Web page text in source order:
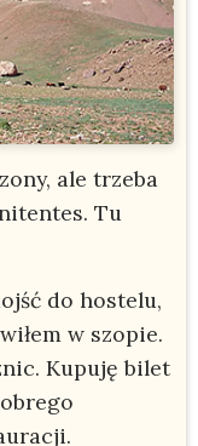
ale trzeba
Tu
do hostelu,
w szopie.
Kupuję bilet